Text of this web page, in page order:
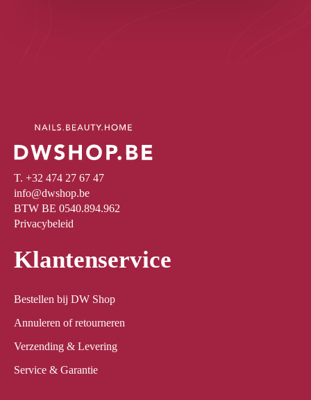
T. +32 474 27 67 47
info@dwshop.be
BTW BE 0540.894.962
Privacybeleid
Klantenservice
Bestellen bij DW Shop
Annuleren of retourneren
Verzending & Levering
Service & Garantie